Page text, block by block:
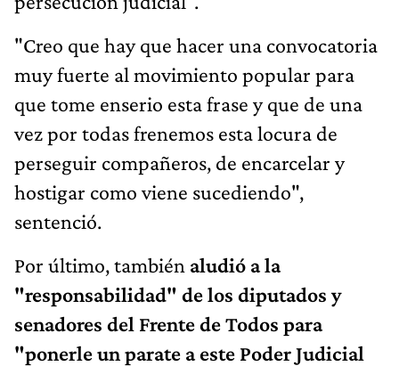
"Creo que hay que hacer una convocatoria
muy fuerte al movimiento popular para
que tome enserio esta frase y que de una
vez por todas frenemos esta locura de
perseguir compañeros, de encarcelar y
hostigar como viene sucediendo",
sentenció.
Por último, también aludió a la
"responsabilidad" de los diputados y
senadores del Frente de Todos para
"ponerle un parate a este Poder Judicial